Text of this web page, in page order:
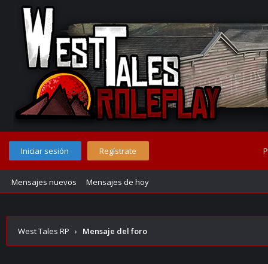
Iniciar sesión Regístrate
Mensajes nuevos Mensajes de hoy
West Tales RP › Mensaje del foro